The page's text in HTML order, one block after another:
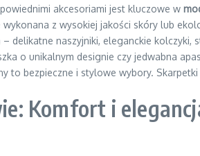
akcesoriami jest kluczowe w
z wysokiej jakości skóry lub
delikatne naszyjniki, eleganckie
o unikalnym designie czy jedwabna
to bezpieczne i stylowe wybory.
Komfort i